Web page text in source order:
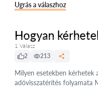
Ugrás a válaszhoz
Hogyan
1 Válasz
2
213
Milyen esetekben kérhetek
adóvisszatérítés folyamata